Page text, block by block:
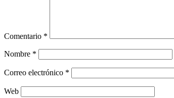
Comentario *
Nombre *
Correo electrónico *
Web